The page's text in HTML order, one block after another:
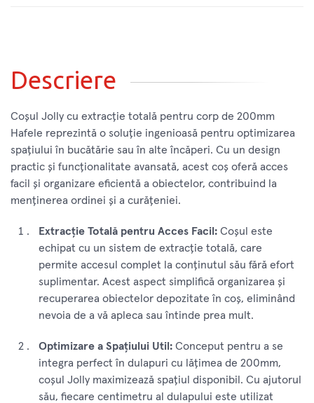
Descriere
Coșul Jolly cu extracție totală pentru corp de 200mm
Hafele reprezintă o soluție ingenioasă pentru optimizarea
spațiului în bucătărie sau în alte încăperi. Cu un design
practic și funcționalitate avansată, acest coș oferă acces
facil și organizare eficientă a obiectelor, contribuind la
menținerea ordinei și a curățeniei.
Extracție Totală pentru Acces Facil: Coșul este
echipat cu un sistem de extracție totală, care
permite accesul complet la conținutul său fără efort
suplimentar. Acest aspect simplifică organizarea și
recuperarea obiectelor depozitate în coș, eliminând
nevoia de a vă apleca sau întinde prea mult.
Optimizare a Spațiului Util: Conceput pentru a se
integra perfect în dulapuri cu lățimea de 200mm,
coșul Jolly maximizează spațiul disponibil. Cu ajutorul
său, fiecare centimetru al dulapului este utilizat